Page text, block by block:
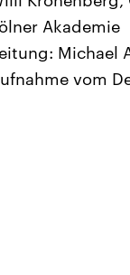
Akademie
Michael
vom